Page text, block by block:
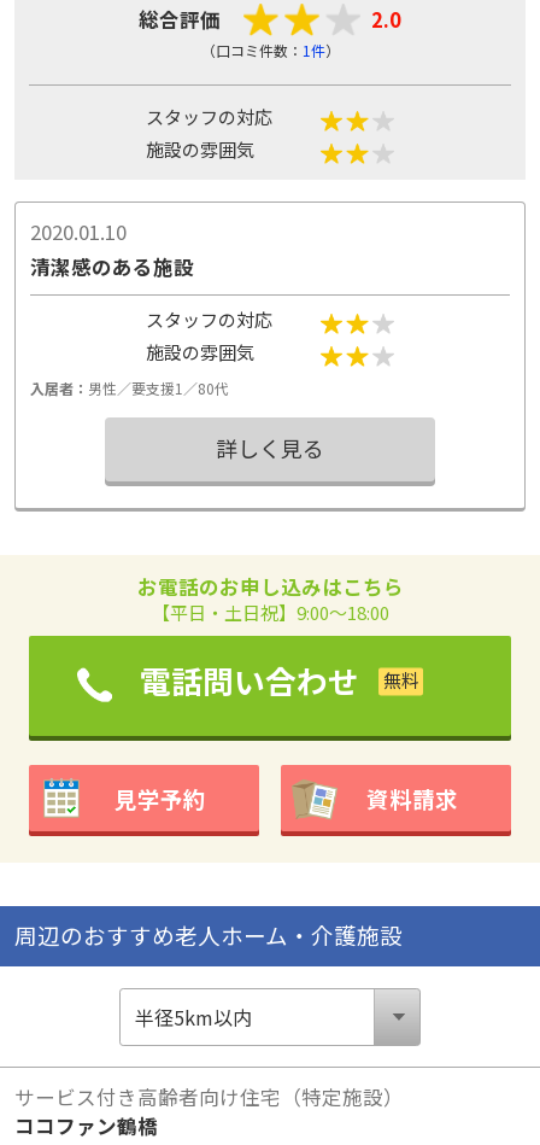
総合評価 2.0
（口コミ件数： 1件）
スタッフの対応
施設の雰囲気
2020.01.10
清潔感のある施設
スタッフの対応
施設の雰囲気
入居者： 男性／要支援1／80代
詳しく見る
お電話のお申し込みはこちら
【平日・土日祝】9:00～18:00
電話問い合わせ
見学予約 資料請求
周辺のおすすめ老人ホーム・介護施設
サービス付き高齢者向け住宅（特定施設）
ココファン鶴橋